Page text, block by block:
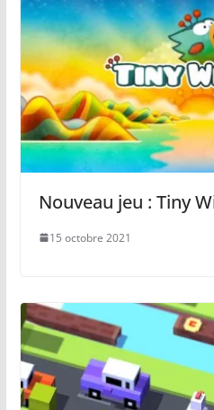
Nouveau jeu : Tiny
15 octobre 2021